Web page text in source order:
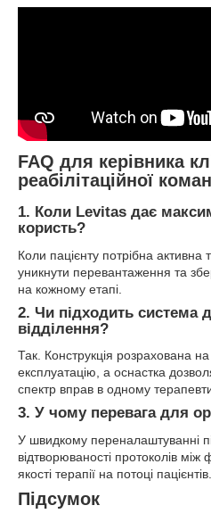
FAQ для керівника
реабілітаційної
1. Коли Levitas дає
користь?
Коли пацієнту потрібна активна
уникнути перевантаження та
на кожному етапі.
2. Чи підходить система
відділення?
Так. Конструкція розрахована на
експлуатацію, а оснастка
спектр вправ в одному
3. У чому перевага для
У швидкому переналаштуванні
відтворюваності протоколів між
якості терапії на потоці пацієнтів.
Підсумок